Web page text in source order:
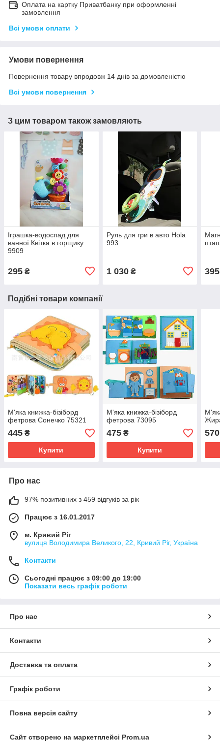
Оплата на картку Приватбанку при оформленні
замовлення
Всі умови оплати
Умови повернення
Повернення товару впродовж 14 днів за домовленістю
Всі умови повернення
З цим товаром також замовляють
Іграшка-водоспад для
ванної Квітка в горщику
9909
295 ₴
Руль для гри в авто Hola
993
1 030₴ 395
Подібні товари компанії
М'яка книжка-бізіборд
фетрова Сонечко 75321
445 ₴
Купити
М'яка книжка-бізіборд
фетрова 73095
475₴
Купити
570
Про нас
97% позитивних з 459 відгуків за рік
Працює з 16.01.2017
м. Кривий Ріг
вулиця Володимира Великого, 22, Кривий Ріг, Україна
Контакти
Сьогодні працює з 09:00 до 19:00
Показати весь графік роботи
Про нас
Контакти
Доставка та оплата
Графік роботи
Повна версія сайту
Сайт створено на маркетплейсі Prom.ua